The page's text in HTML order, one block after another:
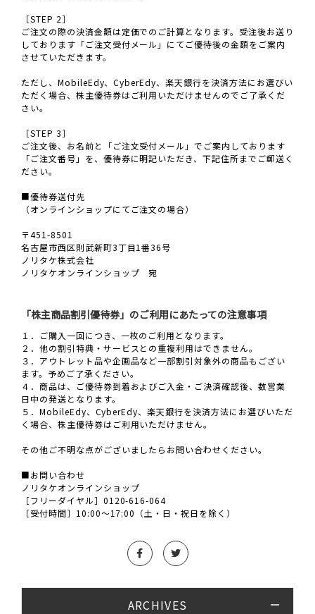
［STEP 2］
ご注文の際の決済金額は定価でのご計算となります。受注後お送り
しております「ご注文受付メール」にてご優待後の金額をご案内
させていただきます。
ただし、MobileEdy、CyberEdy、楽天銀行を決済方法にお選びい
ただく場合、株主優待券はご利用いただけませんのでご了承くだ
さい。
［STEP 3］
ご注文後、お名前と「ご注文受付メール」でご案内しております
「ご注文番号」を、優待券に明記いただき、下記住所までご郵送く
ださい。
■優待券送付先
（オンラインショップにてご注文の場合）
〒451-8501
名古屋市西区則武新町3丁目1番36号
ノリタケ株式会社
ノリタケオンラインショップ 宛
「株主商品割引優待券」のご利用にあたっての注意事項
１．ご購入一回につき、一枚のご利用となります。
２．他の割引特典・サービスとの重複利用はできません。
３．アウトレット品や企画品など一部割引対象外の商品もござい
ます。予めご了承ください。
４．商品は、ご優待券到着およびご入金・ご決済確認後、数営業
日中の発送となります。
５．MobileEdy、CyberEdy、楽天銀行を決済方法にお選びいただ
く場合、株主優待券はご利用いただけません。
その他ご不明な点がございましたらお問い合わせください。
■お問い合わせ
ノリタケオンラインショップ
［フリーダイヤル］0120-616-064
［受付時間］10:00～17:00（土・日・祝日を除く）
ARCHIVES